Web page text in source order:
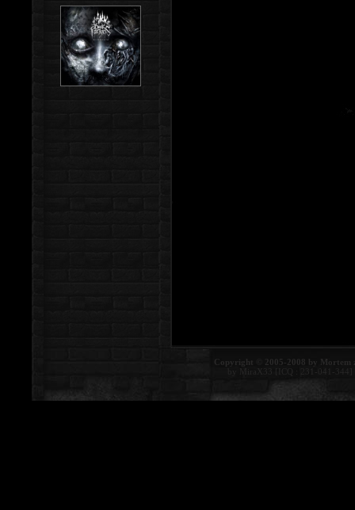
Copyright © 2005-2008 by Mortem
by MiraX33 [ICQ : 231-041-344]